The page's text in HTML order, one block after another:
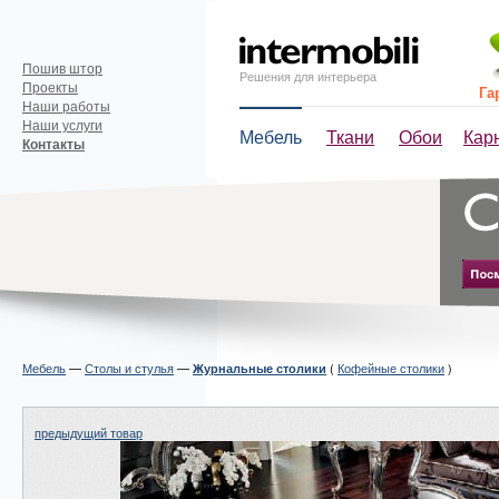
Решения для интерьера
Мебель Ткани Обои
Пошив штор
Проекты
Наши работы
Наши услуги
Контакты
Мебель—Столы и стулья— Журнальные столики ( Кофейные столики)
предыдущий товар